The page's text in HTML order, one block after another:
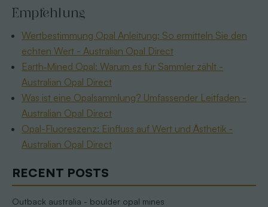
RECENT POSTS
Outback australia - boulder opal mines
Empfehlung
Wertbestimmung Opal Anleitung: So ermitteln Sie den
echten Wert - Australian Opal Direct
Earth‑Mined Opal: Warum es für Sammler zählt -
Australian Opal Direct
Was ist eine Opalsammlung? Umfassender Leitfaden -
Australian Opal Direct
Opal-Fluoreszenz: Einfluss auf Wert und Ästhetik -
Australian Opal Direct